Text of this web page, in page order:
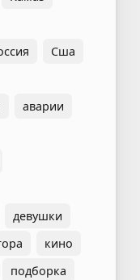
Сша
аварии
девушки
кино
подборка